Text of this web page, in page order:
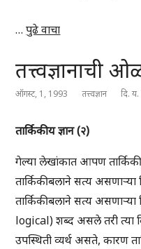
…पुढे वाचा
तत्त्वज्ञानाची
ऑगस्ट, 1, 1993 तत्त्वज्ञान दि.
तार्किकीय ज्ञान (२)
गेल्या लेखांकात आपण
तार्किकीबलाने सत्य
तार्किकीबलाने सत्य असणाऱ्या
logical) शब्द असले तरी त्या
उपस्थिती व्यर्थ असते, कारण